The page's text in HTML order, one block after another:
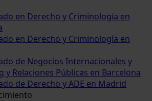
en Derecho y Criminología en
en Derecho y Criminología en
de Negocios Internacionales y
y Relaciones Públicas en Barcelona
de Derecho y ADE en Madrid